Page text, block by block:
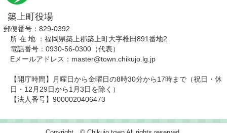
築上町役場
郵便番号：829-0392
所 在 地 ：福岡県築上郡築上町大字椎田891番地2
電話番号：0930-56-0300（代表）
Eメールアドレス：master@town.chikujo.lg.jp
【開庁時間】月曜日から金曜日の8時30分から17時まで（祝日・休
日・12月29日から1月3日を除く）
【法人番号】9000020406473